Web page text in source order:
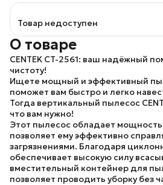
Товар недоступен
О товаре
CENTEK CT-2561: ваш надёжный
чистоту!
Ищете мощный и эффективный
поможет вам быстро и легко
Тогда вертикальный пылесос
что вам нужно!
Этот пылесос обладает
позволяет ему эффективно
загрязнениями. Благодаря
обеспечивает высокую силу
вместительный контейнер для
позволяет проводить уборку без